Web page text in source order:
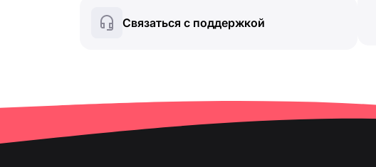
🔍Поиск
👤Страница номера телефона
Связаться с поддержкой